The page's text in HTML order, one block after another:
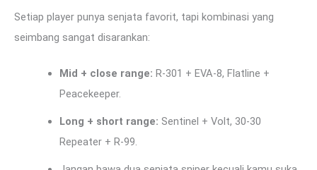
Setiap player punya senjata favorit, tapi kombinasi yang
seimbang sangat disarankan:
Mid + close range: R-301 + EVA-8, Flatline +
Peacekeeper.
Long + short range: Sentinel + Volt, 30-30
Repeater + R-99.